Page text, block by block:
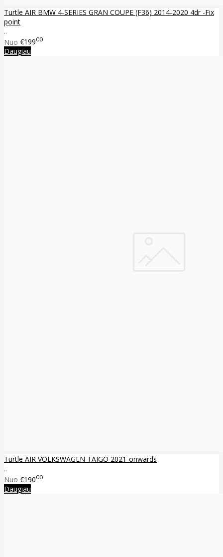
Turtle AIR BMW 4-SERIES GRAN COUPE (F36) 2014-2020 4dr -Fix
point
..
Nuo €19900
Daugiau
Turtle AIR VOLKSWAGEN TAIGO 2021-onwards
..
Nuo €19000
Daugiau